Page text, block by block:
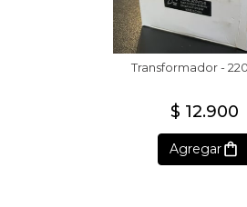
Transformador -
$ 12.900
Agregar